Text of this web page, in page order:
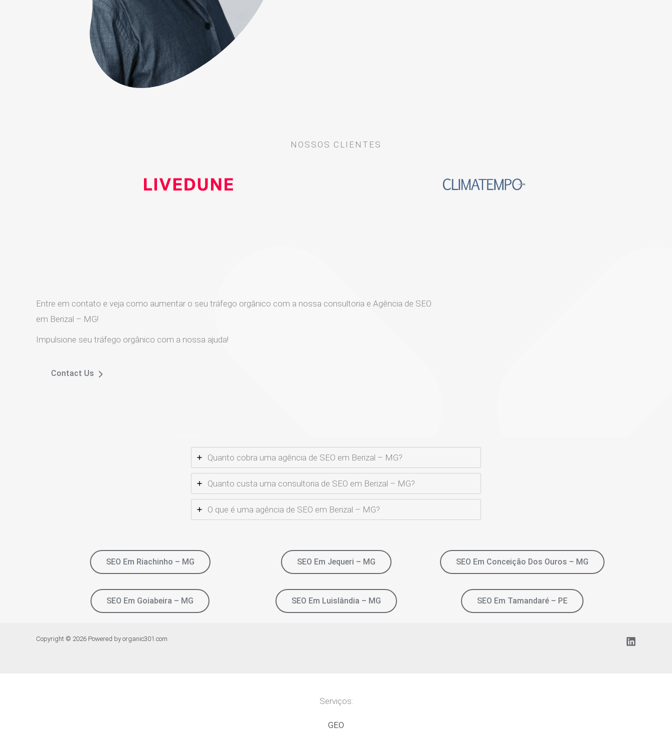
NOSSOS CLIENTES
Entre em contato e veja como aumentar o seu tráfego orgânico com a nossa consultoria e Agência de SEO
em Berizal – MG!
Impulsione seu tráfego orgânico com a nossa ajuda!
Contact Us
Quanto cobra uma agência de SEO em Berizal – MG?
Quanto custa uma consultoria de SEO em Berizal – MG?
O que é uma agência de SEO em Berizal – MG?
SEO Em Riachinho – MG SEO Em Jequeri – MG SEO Em Conceição Dos Ouros – MG
SEO Em Goiabeira – MG SEO Em Luislândia – MG SEO Em Tamandaré – PE
Copyright © 2026 Powered by organic301.com
Serviços:
GEO